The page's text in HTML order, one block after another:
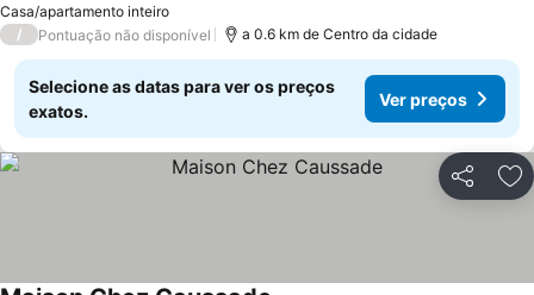
Casa/apartamento inteiro
/ Pontuação não disponível a 0.6 km de Centro da cidade
Selecione as datas para ver os preços
exatos.
Ver preços
Partilhar